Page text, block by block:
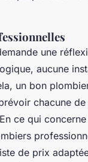
une
aucune
un bon
chacune
ce qui
de prix